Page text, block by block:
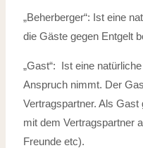
„Beherberger“: Ist eine
die Gäste gegen Entgelt
„Gast“: Ist eine
Anspruch nimmt. Der
Vertragspartner. Als
mit dem Vertragspartner
Freunde etc).